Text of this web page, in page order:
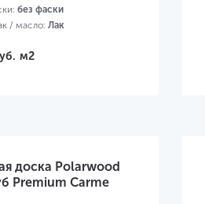
без фаски
/ масло: Лак
м2
доска Polarwood
Premium Carme